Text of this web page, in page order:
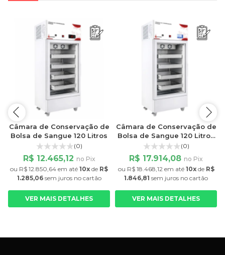
Câmara de Conservação de
Bolsa de Sangue 120 Litros
(0)
R$ 12.465,12 no Pix
ou R$ 12.850,64 em até 10x de R$
1.285,06 sem jurosno cartão
VER MAIS DETALHES
Câmara de Conservação de
Bolsa de Sangue 120 Litros
LCD
(0)
R$ 17.914,08 no Pix
ou R$ 18.468,12 em até 10xde R$
1.846,81 sem juros no cartão
VER MAIS DETALHES